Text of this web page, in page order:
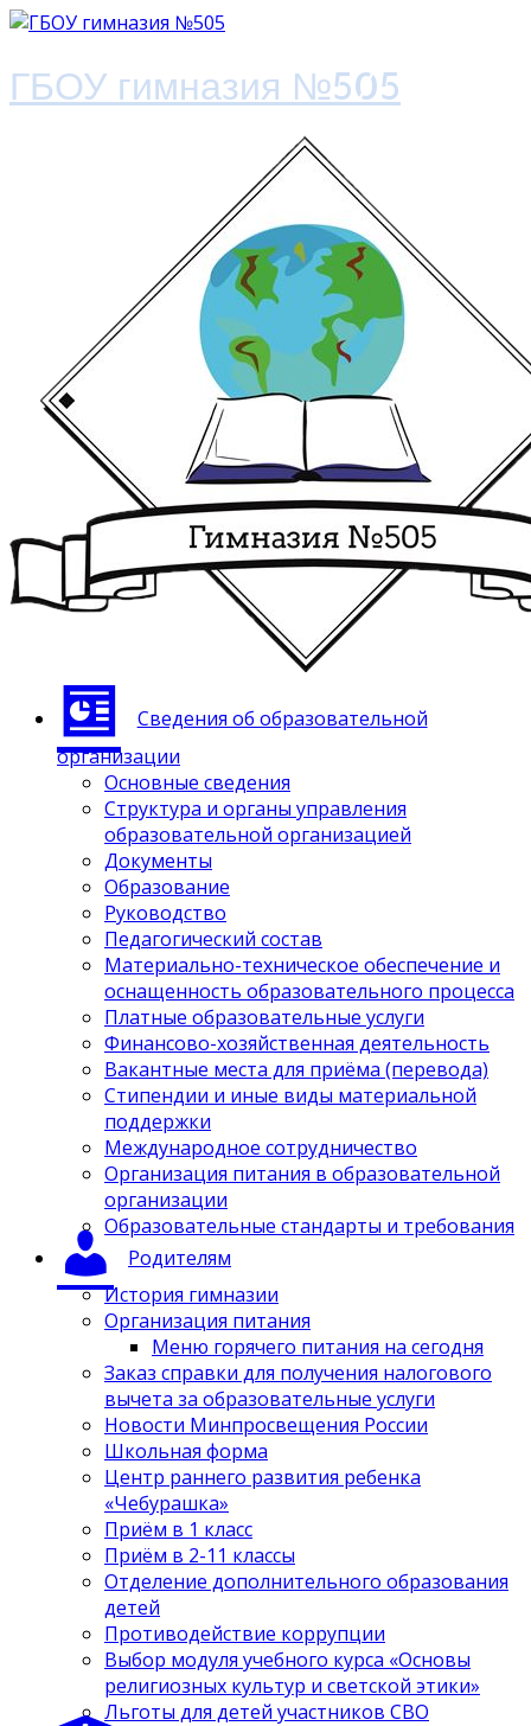
ГБОУ гимназия №505
Сведения об образовательной
организации
Основные сведения
Структура и органы управления
образовательной организацией
Документы
Образование
Руководство
Педагогический состав
Материально-техническое обеспечение и
оснащенность образовательного процесса
Платные образовательные услуги
Финансово-хозяйственная деятельность
Вакантные места для приёма (перевода)
Стипендии и иные виды материальной
поддержки
Международное сотрудничество
Организация питания в образовательной
организации
Образовательные стандарты и требования
Родителям
История гимназии
Организация питания
Меню горячего питания на сегодня
Заказ справки для получения налогового
вычета за образовательные услуги
Новости Минпросвещения России
Школьная форма
Центр раннего развития ребенка
«Чебурашка»
Приём в 1 класс
Приём в 2-11 классы
Отделение дополнительного образования
детей
Противодействие коррупции
Выбор модуля учебного курса «Основы
религиозных культур и светской этики»
Льготы для детей участников СВО